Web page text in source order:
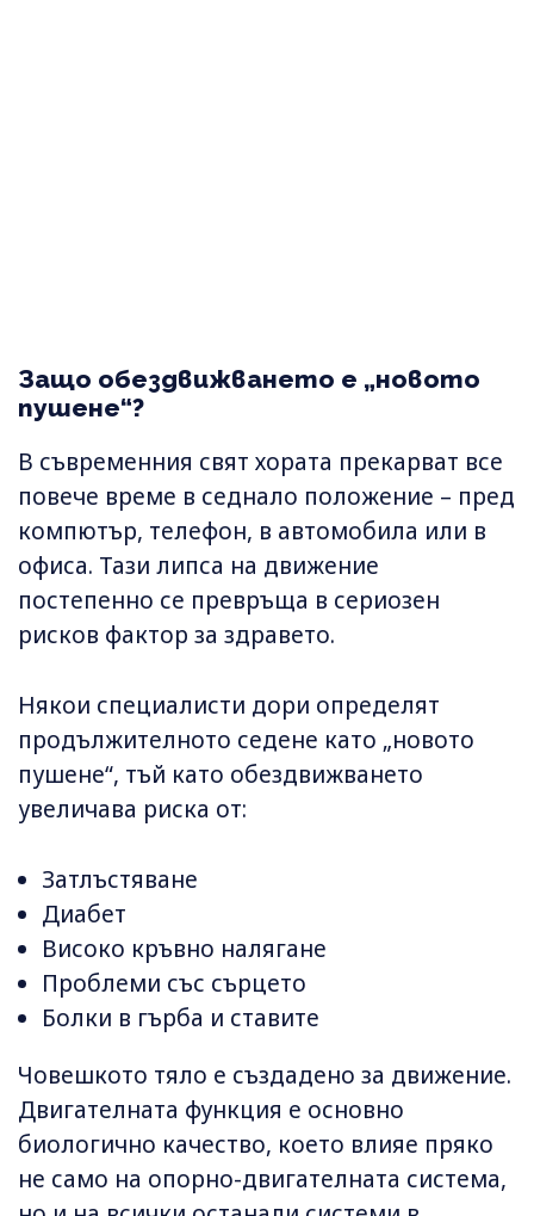
Защо обездвижването е „новото
пушене“?
В съвременния свят хората прекарват все
повече време в седнало положение – пред
компютър, телефон, в автомобила или в
офиса. Тази липса на движение
постепенно се превръща в сериозен
рисков фактор за здравето.
Някои специалисти дори определят
продължителното седене като „новото
пушене“, тъй като обездвижването
увеличава риска от:
Затлъстяване
Диабет
Високо кръвно налягане
Проблеми със сърцето
Болки в гърба и ставите
Човешкото тяло е създадено за движение.
Двигателната функция е основно
биологично качество, което влияе пряко
не само на опорно-двигателната система,